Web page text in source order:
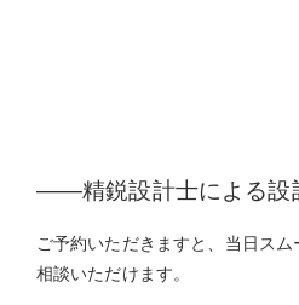
――精鋭設計士による設
ご予約いただきますと、当日ス
相談いただけます。